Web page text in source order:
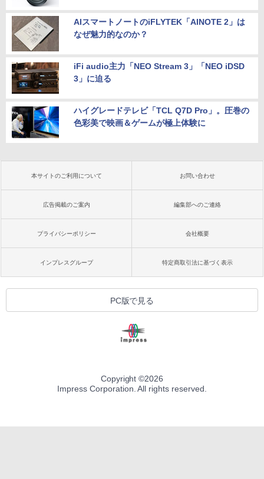
AIスマートノートのiFLYTEK「AINOTE 2」は
なぜ魅力的なのか？
iFi audio主力「NEO Stream 3」「NEO iDSD
3」に迫る
ハイグレードテレビ「TCL Q7D Pro」。圧巻の
色彩美で映画＆ゲームが極上体験に
本サイトのご利用について お問い合わせ
広告掲載のご案内 編集部へのご連絡
プライバシーポリシー 会社概要
インプレスグループ 特定商取引法に基づく表示
PC版で見る
Copyright ©2026
Impress Corporation. All rights reserved.